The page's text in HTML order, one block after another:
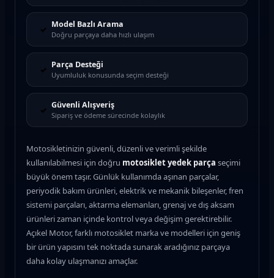
✓ Model Bazlı Arama
Doğru parçaya daha hızlı ulaşım
✓ Parça Desteği
Uyumluluk konusunda seçim desteği
✓ Güvenli Alışveriş
Sipariş ve ödeme sürecinde kolaylık
Motosikletinizin güvenli, düzenli ve verimli şekilde
kullanılabilmesi için doğru motosiklet yedek parça seçimi
büyük önem taşır. Günlük kullanımda aşınan parçalar,
periyodik bakım ürünleri, elektrik ve mekanik bileşenler, fren
sistemi parçaları, aktarma elemanları, grenaj ve dış aksam
ürünleri zaman içinde kontrol veya değişim gerektirebilir.
Açıkel Motor, farklı motosiklet marka ve modelleri için geniş
bir ürün yapısını tek noktada sunarak aradığınız parçaya
daha kolay ulaşmanızı amaçlar.